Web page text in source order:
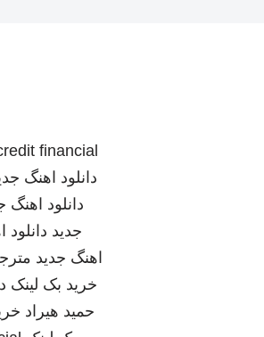
financial
دانلود اهنگ
دانلود اهنگ
جدید دانلود
اهنگ جدید
خرید بک لینک
حمید هیراد